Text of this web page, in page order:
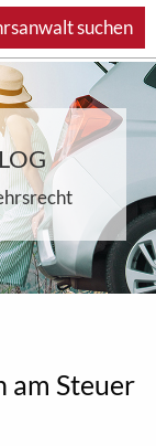
am Steuer
suchen